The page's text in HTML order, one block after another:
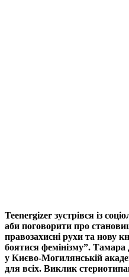
Teenergizer зустрівся із
аби поговорити про
правозахисні рухи та нову
боятися фемінізму”. Тамара
у Києво-Могилянській
для всіх. Виклик